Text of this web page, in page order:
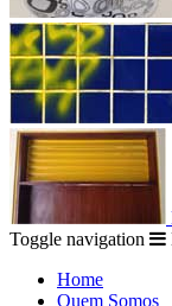
Toggle navigation
Home
Quem Somos